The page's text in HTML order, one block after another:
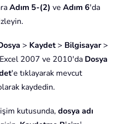
Adım 5-(2) ve Adım 6'da
> Kaydet> Bilgisayar>
2007 ve 2010'da Dosya
'e tıklayarak mevcut
kaydedin.
kutusunda, dosya adı